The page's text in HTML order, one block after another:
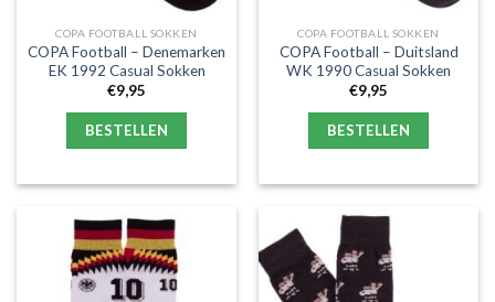
COPA FOOTBALL SOKKEN
COPA Football – Denemarken
EK 1992 Casual Sokken
€9,95
BESTELLEN
COPA FOOTBALL SOKKEN
COPA Football – Duitsland
WK 1990 Casual Sokken
€9,95
BESTELLEN